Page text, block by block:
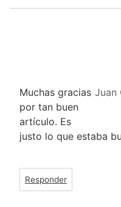
Juan
Muchas gracias
por tan buen
artículo. Es
justo lo que estaba
Responder